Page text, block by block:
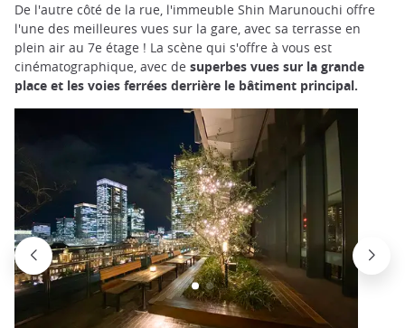
De l'autre côté de la rue, l'immeuble Shin Marunouchi offre
l'une des meilleures vues sur la gare, avec sa terrasse en
plein air au 7e étage ! La scène qui s'offre à vous est
cinématographique, avec de superbes vues sur la grande
place et les voies ferrées derrière le bâtiment principal.